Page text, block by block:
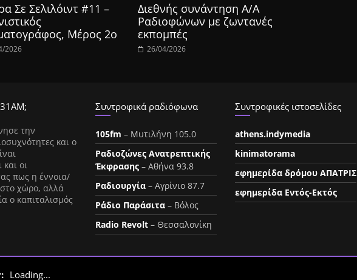
Σε Σελιλόιντ #11 –
Μέρος 2ο
2026
Διεθνής συνάντηση Α/Α
Ραδιοφώνων με ζωντανές
εκπομπές
26/04/2026
την
και ο
οι
πως η έννοια/
στο χώρο, αλλά
ο καπιταλισμός
Συντροφικά ραδιόφωνα
105fm – Μυτιλήνη 105.0
Ραδιοζώνες Ανατρεπτικής
Έκφρασης – Αθήνα 93.8
Ραδιουργία – Αγρίνιο 87.7
Ράδιο Παράσιτα – Βόλος
Radio Revolt – Θεσσαλονίκη
Συντροφικές ιστοσελίδες
athens.indymedia
kinimatorama
εφημερίδα δρόμου ΑΠΑΤΡΙΣ
εφημερίδα Εντός-Εκτός
Loading...